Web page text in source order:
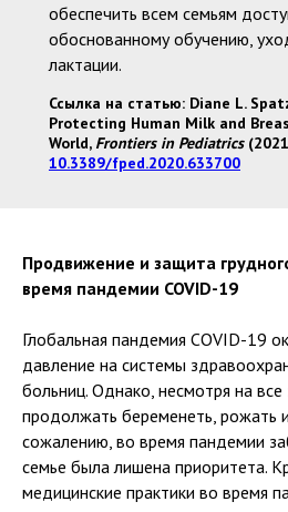
обеспечить всем семьям
обоснованному обучению,
лактации.
Ссылка на статью: Diane L.
Protecting Human Milk and
World, Frontiers in Pediatrics
10.3389/fped.2020.633700
Продвижение и защита
время пандемии COVID-19
Глобальная пандемия COVID-19
давление на системы
больниц. Однако, несмотря на
продолжать беременеть, рожать
сожалению, во время пандемии
семье была лишена приоритета.
медицинские практики во время